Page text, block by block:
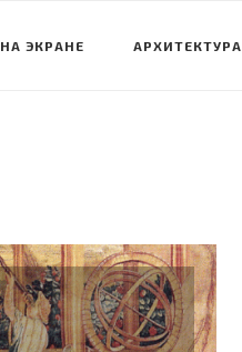
НА ЭКРАНЕ АРХИТЕКТУРА